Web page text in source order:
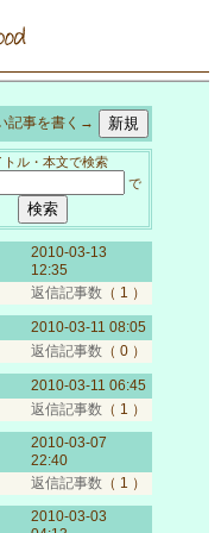
事を書く→
トル・本文で検索
で
2010-03-13
12:35
返信記事数 （ 1 ）
2010-03-11 08:05
返信記事数 （ 0 ）
2010-03-11 06:45
返信記事数 （ 1 ）
2010-03-07
22:40
返信記事数 （ 1 ）
2010-03-03